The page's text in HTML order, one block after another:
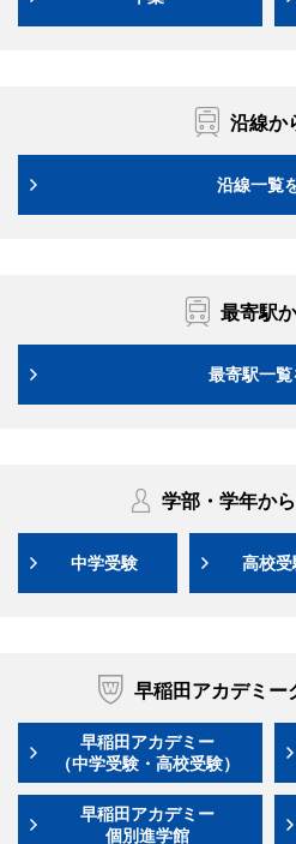
沿線か
沿線一覧
最寄駅
最寄駅一覧
学部・学年か
中学受験 高校受
早稲田アカデミー
早稲田アカデミー
（中学受験・高校受験）
早稲田アカデミー
個別進学館